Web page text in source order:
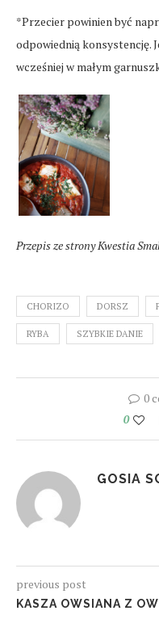
*Przecier powinien być
odpowiednią konsystencję.
wcześniej w małym
Przepis ze strony Kwestia
CHORIZO DORSZ
RYBA SZYBKIE DANIE
0
0
GOSIA
previous post
KASZA OWSIANA Z